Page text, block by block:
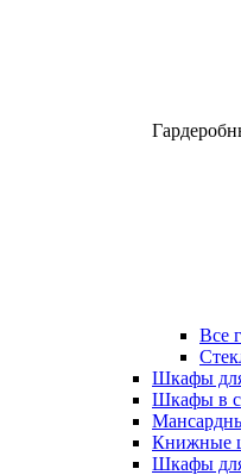
Все
Шкафы
Шкафы в
Книжные
Шкафы